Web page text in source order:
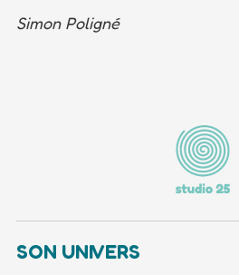
Simon Poligné
SON UNIVERS